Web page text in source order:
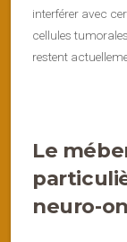
interférer avec
cellules
restent
Le
neuro-